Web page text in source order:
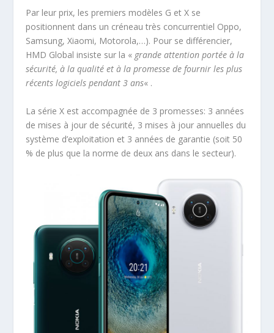
Par leur prix, les premiers modèles G et X se
positionnent dans un créneau très concurrentiel Oppo,
Samsung, Xiaomi, Motorola,…). Pour se différencier,
HMD Global insiste sur la « grande attention portée à la
sécurité, à la qualité et à la promesse de fournir les plus
récents logiciels pendant 3 ans« .
La série X est accompagnée de 3 promesses: 3 années
de mises à jour de sécurité, 3 mises à jour annuelles du
système d’exploitation et 3 années de garantie (soit 50
% de plus que la norme de deux ans dans le secteur).